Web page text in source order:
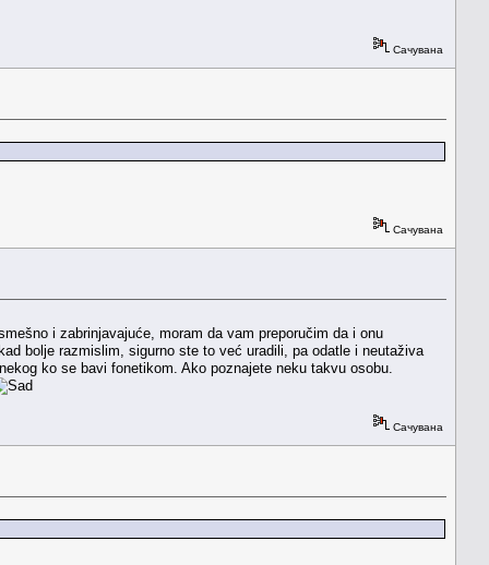
Сачувана
Сачувана
i zabrinjavajuće, moram da vam preporučim da i onu
bolje razmislim, sigurno ste to već uradili, pa odatle i neutaživa
ko se bavi fonetikom. Ako poznajete neku takvu osobu.
Сачувана